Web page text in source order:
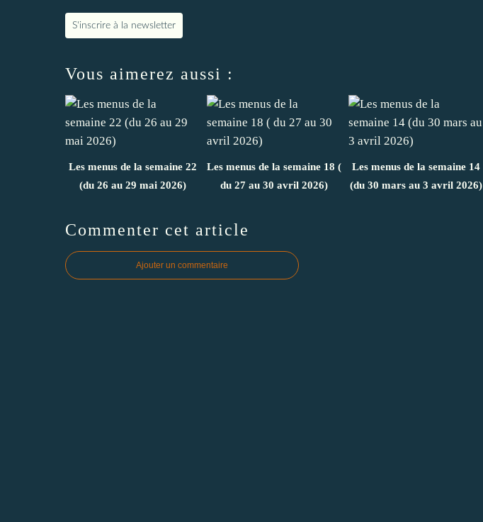
S'inscrire à la newsletter
Vous aimerez aussi :
Les menus de la semaine 22
(du 26 au 29 mai 2026)
Les menus de la semaine 18 (
du 27 au 30 avril 2026)
Les menus de la semaine 14
(du 30 mars au 3 avril 2026)
Commenter cet article
Ajouter un commentaire